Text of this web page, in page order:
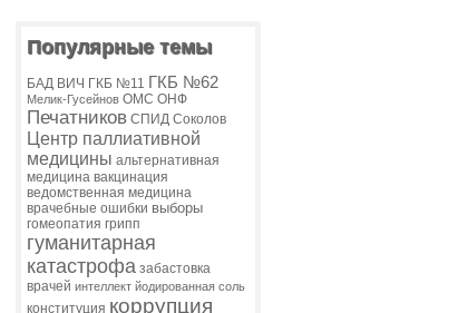
Популярные темы
БАД ВИЧ ГКБ №11 ГКБ №62
Мелик-Гусейнов ОМС ОНФ
Печатников СПИД Соколов
Центр паллиативной
медицины альтернативная
медицина вакцинация
ведомственная медицина
врачебные ошибки выборы
гомеопатия грипп
гуманитарная
катастрофа забастовка
врачей интеллект йодированная соль
конституция коррупция